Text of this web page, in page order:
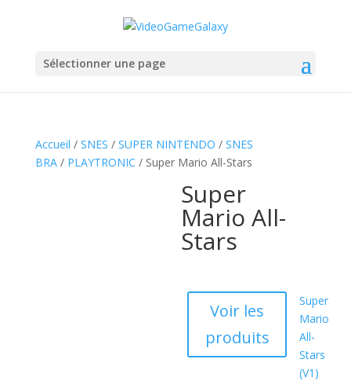
Sélectionner une page
Accueil / SNES / SUPER NINTENDO / SNES
BRA/ PLAYTRONIC / Super Mario All-Stars
Super
Mario All-
Stars
Voir les
produits
Super
Mario
All-
Stars
(V1)